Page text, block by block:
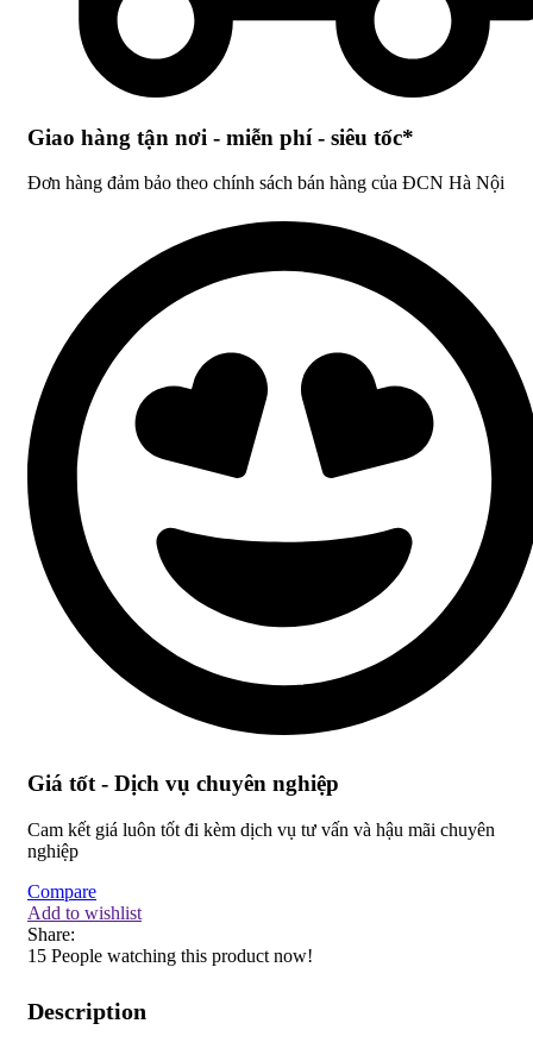
Giao hàng tận nơi - miễn phí - siêu tốc*
Đơn hàng đảm bảo theo chính sách bán hàng của ĐCN Hà Nội
Giá tốt - Dịch vụ chuyên nghiệp
Cam kết giá luôn tốt đi kèm dịch vụ tư vấn và hậu mãi chuyên
nghiệp
Compare
Add to wishlist
Share:
15 People watching this product now!
Description